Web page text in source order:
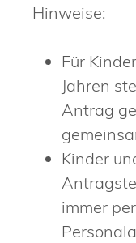
Hinweise:
Für
Jahren
Antrag
Kinder
immer